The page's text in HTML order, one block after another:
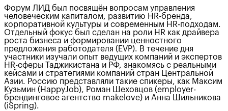
Форум ЛИД был посвящён вопросам управления
человеческим капиталом, развитию HR-бренда,
корпоративной культуры и современным HR-подходам.
Отдельный фокус был сделан на роли HR как драйвера
роста бизнеса и формировании ценностного
предложения работодателя (EVP). В течение дня
участники изучали опыт ведущих компаний и экспертов
HR-сферы Таджикистана и РФ, знакомясь с реальными
кейсами и стратегиями компаний стран Центральной
Азии. Россию представляли такие спикеры, как Максим
Кузьмин (HappyJob), Роман Шеховцов (employer-
брендинговое агентство makelove) и Анна Шильникова
(iSpring).